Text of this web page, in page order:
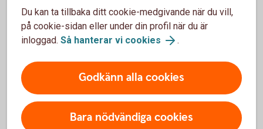
utan ditt incheckade bagage. En tandborste kan vara guld
värd efter att du har rest långt och sen sett bagagebandet
gå tomt i flera varv.
Reseförsäkring
Extra reseskydd med den försäkring Swedbank
Du kan ta tillbaka ditt cookie-medgivande när du vill,
på cookie-sidan eller under din profil när du är
inloggad. Så hanterar vi cookies .
Godkänn alla cookies
Bara nödvändiga cookies